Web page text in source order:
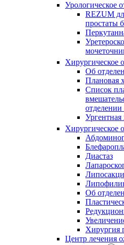
Урологическое
REZUM
простаты
Хирургическое
Об
Плановая
Список
Хирургическое
Диастаз
Об
Хирургия
Центр лечения